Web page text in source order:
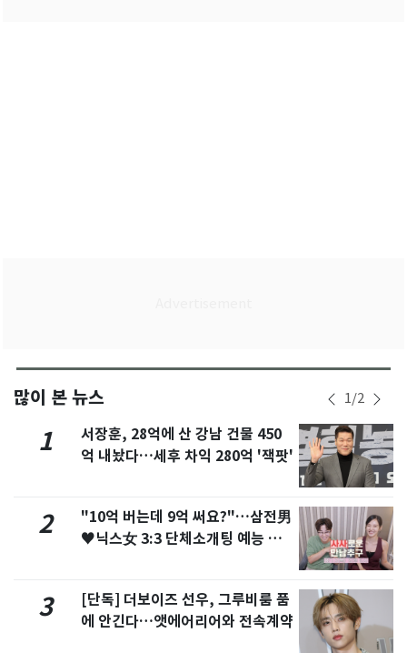
많이 본 뉴스 1/2
1
서장훈, 28억에 산 강남 건물 450
억 내놨다…세후 차익 280억 '잭팟'
2
"10억 버는데 9억 써요?"…삼전男
♥닉스女 3:3 단체소개팅 예능 화
3
[단독] 더보이즈 선우, 그루비룸 품
에 안긴다…앳에어리어와 전속계약